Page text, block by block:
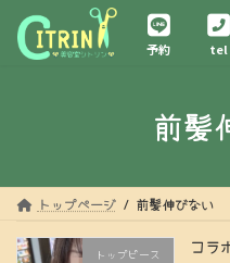
ッ
移
予約 tel
前髪
トップページ 前髪伸びない
トップピース コラ